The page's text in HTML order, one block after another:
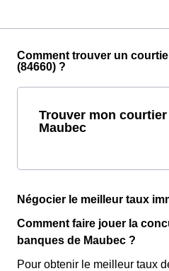
Comment trouver un
(84660) ?
Trouver mon
Maubec
Négocier le meilleur taux
Comment faire jouer la
banques de Maubec ?
Pour obtenir le meilleur taux